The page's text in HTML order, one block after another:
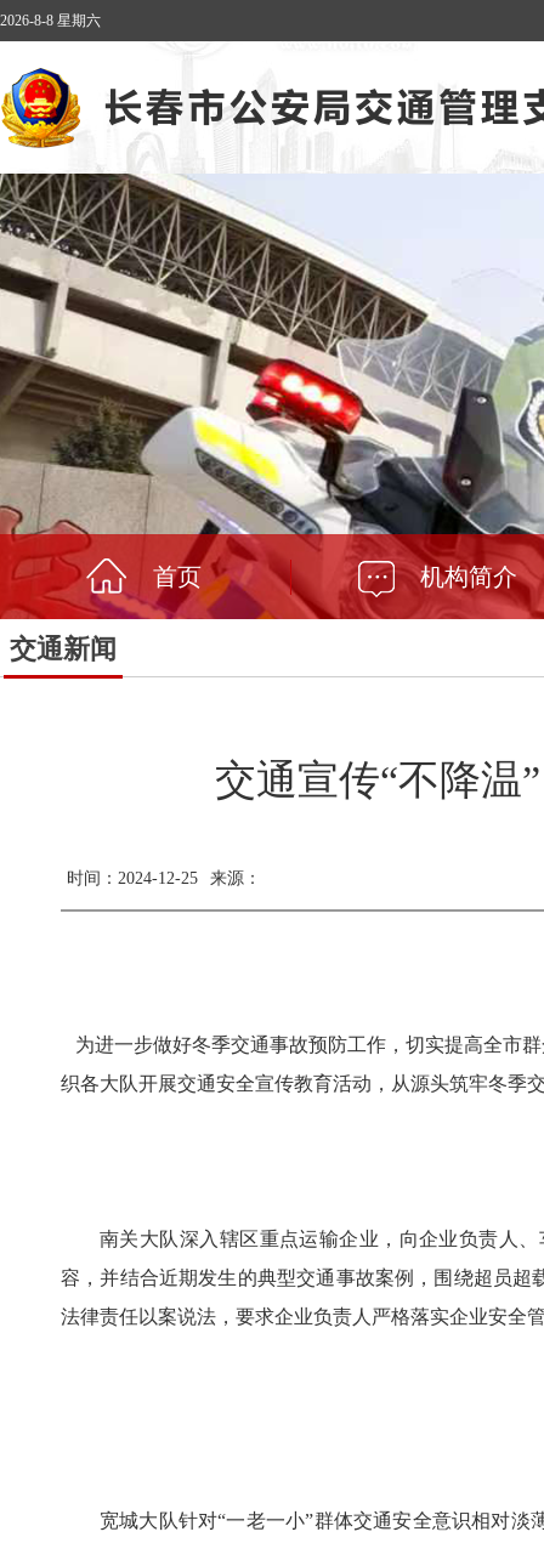
2026-8-8 星期六
首页 机构简介
交通新闻
交通宣传“不降温
时间：2024-12-25 来源：
为进一步做好冬季交通事故预防工作，切实提高全市
织各大队开展交通安全宣传教育活动，从源头筑牢冬季
南关大队深入辖区重点运输企业，向企业负责人
容，并结合近期发生的典型交通事故案例，围绕超员
法律责任以案说法，要求企业负责人严格落实企业安全
宽城大队针对“一老一小”群体交通安全意识相对